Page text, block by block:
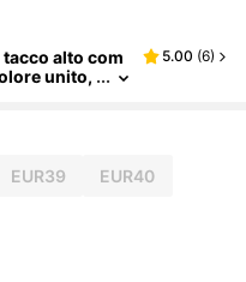
alto com
unito,
5.00 (6)
EUR39 EUR40